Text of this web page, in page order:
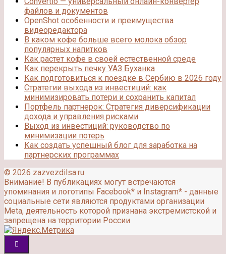
файлов и документов
OpenShot особенности и преимущества
видеоредактора
В каком кофе больше всего молока обзор
популярных напитков
Как растет кофе в своей естественной среде
Как перекрыть печку УАЗ Буханка
Как подготовиться к поездке в Сербию в 2026 году
Стратегии выхода из инвестиций: как
минимизировать потери и сохранить капитал
Портфель партнерок: Стратегия диверсификации
дохода и управления рисками
Выход из инвестиций: руководство по
минимизации потерь
Как создать успешный блог для заработка на
партнерских программах
© 2026 zazvezdilsa.ru
Внимание! В публикациях могут встречаются
упоминания и логотипы Facebook* и Instagram* - данные
социальные сети являются продуктами организации
Meta, деятельность которой признана экстремистской и
запрещена на территории России